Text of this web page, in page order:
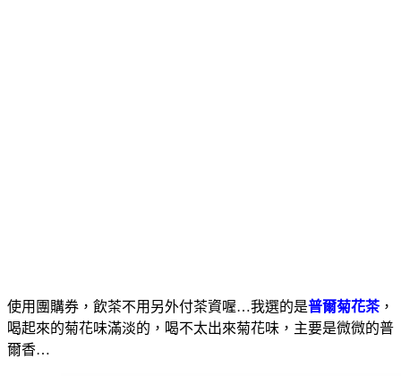
使用團購券，飲茶不用另外付茶資喔…我選的是普爾菊花茶，
喝起來的菊花味滿淡的，喝不太出來菊花味，主要是微微的普
爾香…